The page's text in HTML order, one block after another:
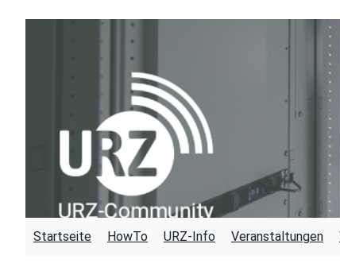
Startseite HowTo URZ-Info Veranstaltungen